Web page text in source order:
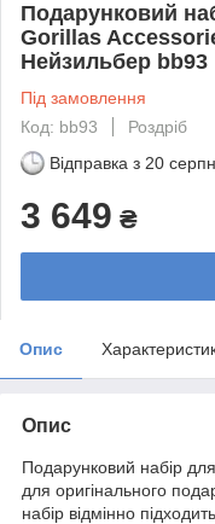
Подарунковий
Gorillas
Нейзильбер bb93
Під замовлення
Код: bb93
Роздріб
Відправка з 20
3 649 ₴
Опис
Опис
Подарунковий набір
для оригінального
набір відмінно